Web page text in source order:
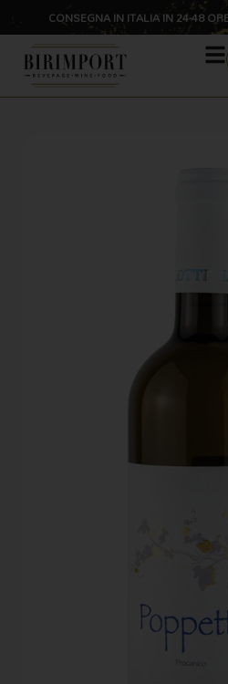
contenuto
CONSEGNA IN ITALIA IN 24-48